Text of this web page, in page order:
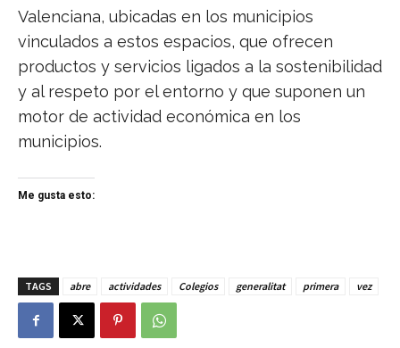
Valenciana, ubicadas en los municipios
vinculados a estos espacios, que ofrecen
productos y servicios ligados a la sostenibilidad
y al respeto por el entorno y que suponen un
motor de actividad económica en los
municipios.
Me gusta esto:
TAGS abre actividades Colegios generalitat primera vez